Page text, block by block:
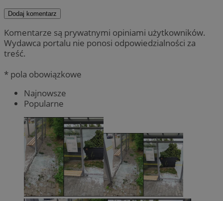
Dodaj komentarz
Komentarze są prywatnymi opiniami użytkowników.
Wydawca portalu nie ponosi odpowiedzialności za
treść.
* pola obowiązkowe
Najnowsze
Popularne